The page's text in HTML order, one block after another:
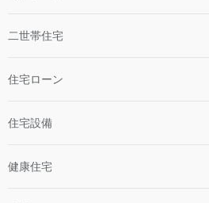
二世帯住宅
住宅ローン
住宅設備
健康住宅